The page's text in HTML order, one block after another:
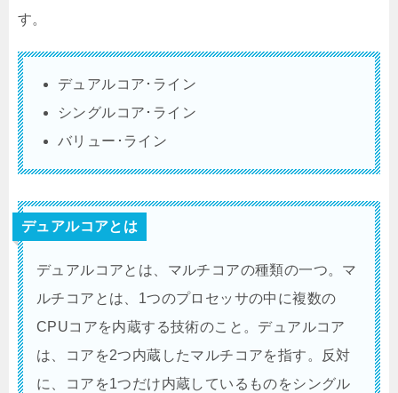
す。
デュアルコア･ライン
シングルコア･ライン
バリュー･ライン
デュアルコアとは
デュアルコアとは、マルチコアの種類の一つ。マ
ルチコアとは、1つのプロセッサの中に複数の
CPUコアを内蔵する技術のこと。デュアルコア
は、コアを2つ内蔵したマルチコアを指す。反対
に、コアを1つだけ内蔵しているものをシングル